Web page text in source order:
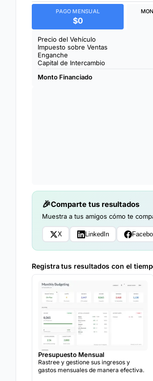
PAGO MENSUAL
$0
Precio del Vehículo
Impuesto sobre Ventas
Enganche
Capital de Intercambio
Monto Financiado
Comparte tus resultados
Muestra a tus amigos cómo te
X LinkedIn
Registra tus resultados con el
Presupuesto Mensual
Rastree y gestione sus ingresos y
gastos mensuales de manera efectiva.